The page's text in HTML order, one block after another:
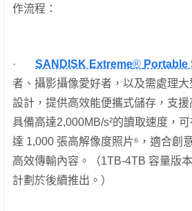
作流程：
· SANDISK Extreme® Portable
者、攝影攝像愛好者，以及需處理
設計，提供高效能便攜式儲存，支
具備高達2,000MB/s²的讀取速度，
達 1,000 張高解像度照片⁶，適合創
高效傳輸內容。（1TB-4TB 容量版
計劃於後續推出。）